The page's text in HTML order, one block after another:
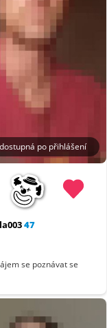
po přihlášení
47
se poznávat se